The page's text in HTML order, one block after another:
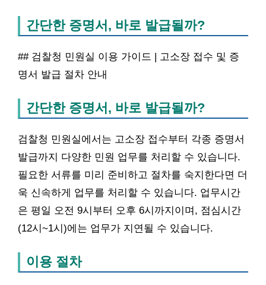
간단한 증명서, 바로 발급될까?
## 검찰청 민원실 이용 가이드 | 고소장 접수 및 증
명서 발급 절차 안내
간단한 증명서, 바로 발급될까?
검찰청 민원실에서는 고소장 접수부터 각종 증명서
발급까지 다양한 민원 업무를 처리할 수 있습니다.
필요한 서류를 미리 준비하고 절차를 숙지한다면 더
욱 신속하게 업무를 처리할 수 있습니다. 업무시간
은 평일 오전 9시부터 오후 6시까지이며, 점심시간
(12시~1시)에는 업무가 지연될 수 있습니다.
이용 절차